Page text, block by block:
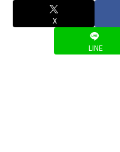
X
LINE